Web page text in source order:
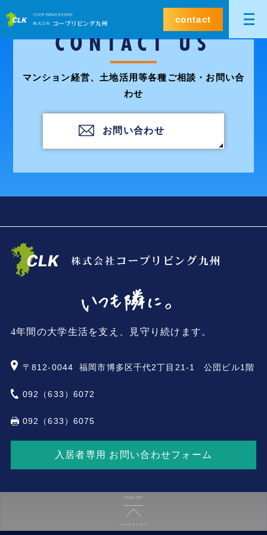
contact
CONTACT US
マンション経営、土地活用等各種ご相談・お問い合
わせ
お問い合わせ
4年間の大学生活を支え、見守り続けます。
〒812-0044 福岡市博多区千代2丁目21-1 公団ビル1階
092（633）6072
092（633）6075
入居者専用 お問い合わせフォーム